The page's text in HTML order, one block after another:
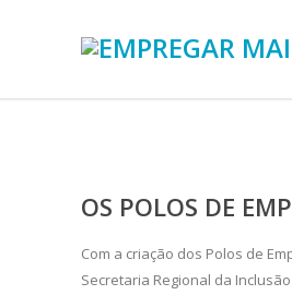
OS POLOS DE
Com a criação dos Polos de
Secretaria Regional da